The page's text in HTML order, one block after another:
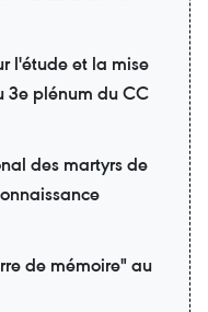
l'étude et la mise
3e plénum du CC
des martyrs de
de mémoire" au